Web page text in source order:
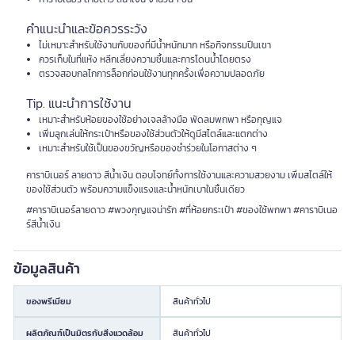
คำแนะนำและข้อควรระวัง
ไม่เหมาะสำหรับใช้งานกับของที่มีน้ำหนักมาก หรือกิจกรรมปีนเขา
ควรเก็บในที่แห้ง หลีกเลี่ยงความชื้นและการโดนน้ำโดยตรง
ตรวจสอบกลไกการล็อกก่อนใช้งานทุกครั้งเพื่อความปลอดภัย
Tip. แนะนำการใช้งาน
เหมาะสำหรับห้อยของใช้อย่างเจลล้างมือ พัดลมพกพา หรือกุญแจ
เพิ่มลูกเล่นให้กระเป๋าหรือของใช้ส่วนตัวให้ดูมีสไตล์และแตกต่าง
เหมาะสำหรับใช้เป็นของขวัญหรือของชำร่วยในโอกาสต่าง ๆ
คาราบิเนอร์ ลายดาว สีน้ำเงิน ตอบโจทย์ทั้งการใช้งานและความสวยงาม เพิ่มสไตล์ให้
ของใช้ส่วนตัว พร้อมความแข็งแรงและน้ำหนักเบาในชิ้นเดียว
#คาราบิเนอร์ลายดาว #พวงกุญแจน่ารัก #ที่ห้อยกระเป๋า #ของใช้พกพา #คาราบิเนอ
ร์สีน้ำเงิน
ข้อมูลสินค้า
ของพรีเมียม สินค้าทั่วไป
ผลิตภัณฑ์เป็นมิตรกับสิ่งแวดล้อม สินค้าทั่วไป